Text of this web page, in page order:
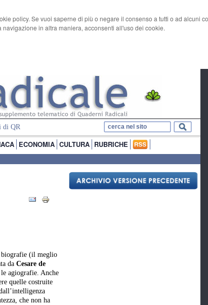
policy. Se vuoi saperne di più o negare il consenso a tutti o ad alcuni
in altra maniera, acconsenti all'uso dei cookie.
di QR
ECONOMIA CULTURA RUBRICHE
biografie (il meglio
da Cesare de
agiografie. Anche
quelle costruite
che non ha